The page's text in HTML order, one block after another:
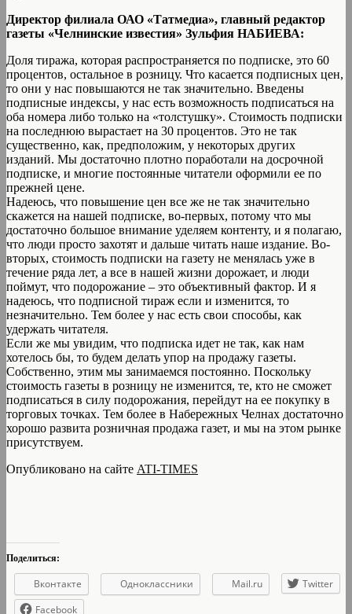
Директор филиала ОАО «Татмедиа», главный редактор
газеты «Челнинские известия» Зульфия НАБИЕВА:
Доля тиража, которая распространяется по подписке, это 60
процентов, остальное в розницу. Что касается подписных цен,
то они у нас повышаются не так значительно. Введены
подписные индексы, у нас есть возможность подписаться на
оба номера либо только на «толстушку». Стоимость подписки
на последнюю вырастает на 30 процентов. Это не так
существенно, как, предположим, у некоторых других
изданий. Мы достаточно плотно поработали на досрочной
подписке, и многие постоянные читатели оформили ее по
прежней цене.
Надеюсь, что повышение цен все же не так значительно
скажется на нашей подписке, во-первых, потому что мы
достаточно большое внимание уделяем контенту, и я полагаю,
что люди просто захотят и дальше читать наше издание. Во-
вторых, стоимость подписки на газету не менялась уже в
течение ряда лет, а все в нашей жизни дорожает, и люди
поймут, что подорожание – это объективный фактор. И я
надеюсь, что подписной тираж если и изменится, то
незначительно. Тем более у нас есть свои способы, как
удержать читателя.
Если же мы увидим, что подписка идет не так, как нам
хотелось бы, то будем делать упор на продажу газеты.
Собственно, этим мы занимаемся постоянно. Поскольку
стоимость газеты в розницу не изменится, те, кто не сможет
подписаться в силу подорожания, перейдут на ее покупку в
торговых точках. Тем более в Набережных Челнах достаточно
хорошо развита розничная продажа газет, и мы на этом рынке
присутствуем.
Опубликовано на сайте ATI-TIMES
Поделиться:
Вконтакте Одноклассники Mail.ru
Twitter
Facebook